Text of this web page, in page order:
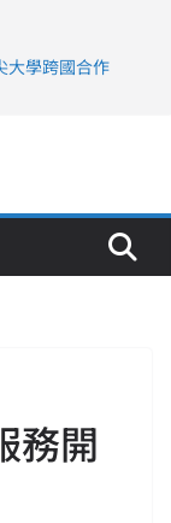
學跨國合作
豐
護理尖兵
5名 辦學實力再
務開